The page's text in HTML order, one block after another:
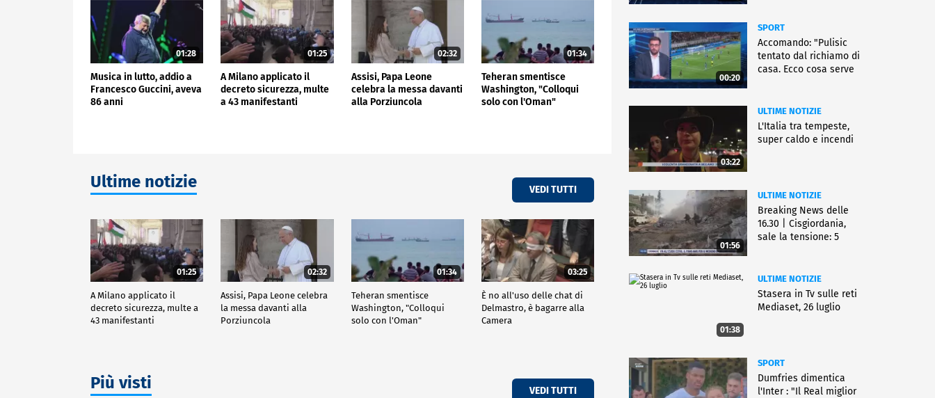
01:28
Musica in lutto, addio a
Francesco Guccini, aveva
86 anni
01:25
A Milano applicato il
decreto sicurezza, multe
a 43 manifestanti
02:32
Assisi, Papa Leone
celebra la messa davanti
alla Porziuncola
01:34
Teheran smentisce
Washington, "Colloqui
solo con l'Oman"
Ultime notizie VEDI TUTTI
01:25
A Milano applicato il
decreto sicurezza, multe a
43 manifestanti
02:32
Assisi, Papa Leone celebra
la messa davanti alla
Porziuncola
01:34
Teheran smentisce
Washington, "Colloqui
solo con l'Oman"
03:25
È no all'uso delle chat di
Delmastro, è bagarre alla
Camera
Più visti VEDI TUTTI
00:20
SPORT
Accomando: "Pulisic
tentato dal richiamo di
casa. Ecco cosa serve
03:22
ULTIME NOTIZIE
L'Italia tra tempeste,
super caldo e incendi
01:56
ULTIME NOTIZIE
Breaking News delle
16.30 | Cisgiordania,
sale la tensione: 5
01:38
ULTIME NOTIZIE
Stasera in Tv sulle reti
Mediaset, 26 luglio
SPORT
Dumfries dimentica
l'Inter : "Il Real miglior